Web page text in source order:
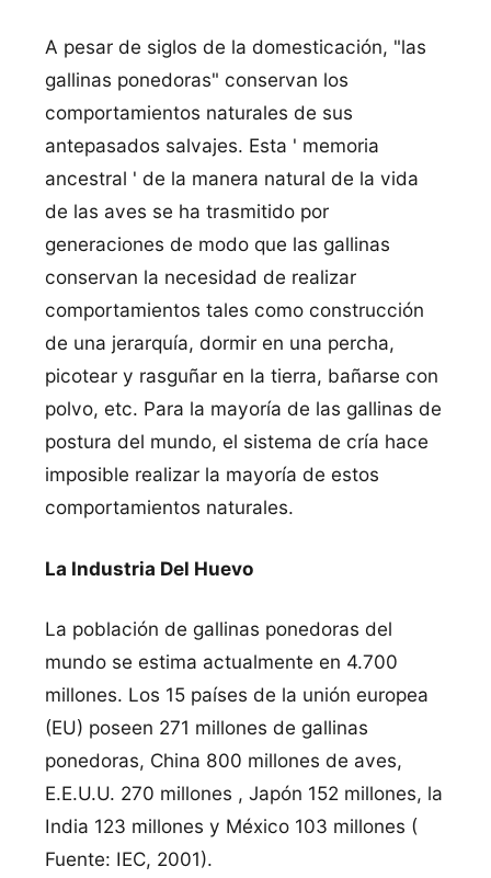
A pesar de siglos de la domesticación, "las
gallinas ponedoras" conservan los
comportamientos naturales de sus
antepasados salvajes. Esta ' memoria
ancestral ' de la manera natural de la vida
de las aves se ha trasmitido por
generaciones de modo que las gallinas
conservan la necesidad de realizar
comportamientos tales como construcción
de una jerarquí­a, dormir en una percha,
picotear y rasguñar en la tierra, bañarse con
polvo, etc. Para la mayorí­a de las gallinas de
postura del mundo, el sistema de crí­a hace
imposible realizar la mayorí­a de estos
comportamientos naturales.
La Industria Del Huevo
La población de gallinas ponedoras del
mundo se estima actualmente en 4.700
millones. Los 15 paí­ses de la unión europea
(EU) poseen 271 millones de gallinas
ponedoras, China 800 millones de aves,
E.E.U.U. 270 millones , Japón 152 millones, la
India 123 millones y México 103 millones (
Fuente: IEC, 2001).